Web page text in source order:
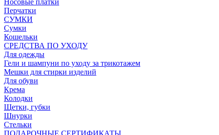
Носовые платки
Перчатки
СУМКИ
Сумки
Кошельки
CРЕДСТВА ПО УХОДУ
Для одежды
Гели и шампуни по уходу за трикотажем
Мешки для стирки изделий
Для обуви
Крема
Колодки
Щетки, губки
Шнурки
Стельки
ПОДАРОЧНЫЕ СЕРТИФИКАТЫ